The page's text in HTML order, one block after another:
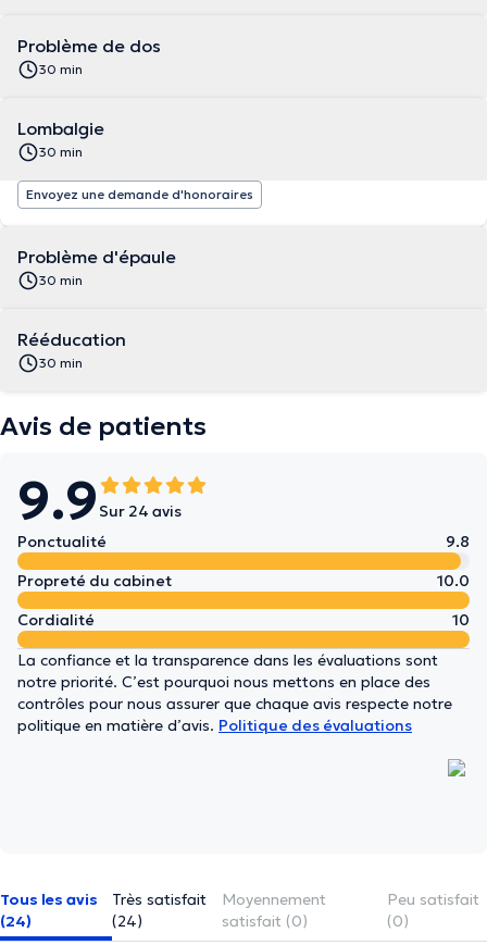
Problème de dos
30 min
Lombalgie
30 min
Envoyez une demande d'honoraires
Problème d'épaule
30 min
Rééducation
30 min
Avis de patients
9.9 Sur 24 avis
Ponctualité
9.8
Propreté du cabinet
10.0
Cordialité
10
La confiance et la transparence dans les évaluations sont
notre priorité. C’est pourquoi nous mettons en place des
contrôles pour nous assurer que chaque avis respecte notre
politique en matière d’avis. Politique des évaluations
Tous les avis
(24)
Très satisfait
(24)
Moyennement
satisfait (0)
Peu satisfait
(0)